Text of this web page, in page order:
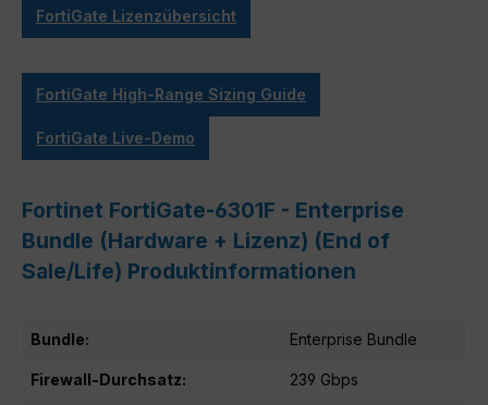
FortiGate Lizenzübersicht
FortiGate High-Range Sizing Guide
FortiGate Live-Demo
Fortinet FortiGate-6301F - Enterprise
Bundle (Hardware + Lizenz) (End of
Sale/Life) Produktinformationen
Bundle: Enterprise Bundle
Firewall-Durchsatz: 239 Gbps